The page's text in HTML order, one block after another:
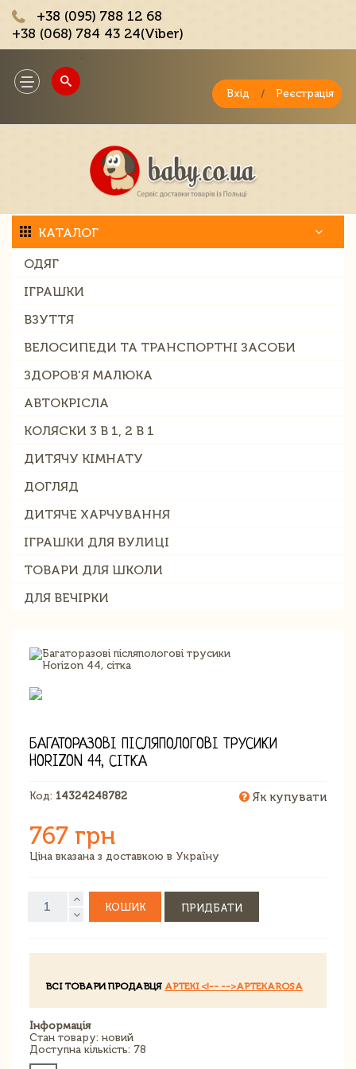
+38 (095) 788 12 68
+38 (068) 784 43 24(Viber)
Toggle
navigation
Вхід / Реєстрація
КАТАЛОГ
ОДЯГ
ІГРАШКИ
ВЗУТТЯ
ВЕЛОСИПЕДИ ТА ТРАНСПОРТНІ ЗАСОБИ
ЗДОРОВ'Я МАЛЮКА
АВТОКРІСЛА
КОЛЯСКИ 3 В 1, 2 В 1
ДИТЯЧУ КІМНАТУ
ДОГЛЯД
ДИТЯЧЕ ХАРЧУВАННЯ
ІГРАШКИ ДЛЯ ВУЛИЦІ
ТОВАРИ ДЛЯ ШКОЛИ
ДЛЯ ВЕЧІРКИ
БАГАТОРАЗОВІ ПІСЛЯПОЛОГОВІ ТРУСИКИ
HORIZON 44, СІТКА
Код: 14324248782 Як купувати
767 грн
Ціна вказана з доставкою в Україну
КОШИК ПРИДБАТИ
ВСІ ТОВАРИ ПРОДАВЦЯ APTEKI <!-- -->APTEKAROSA
Інформація
Стан товару: новий
Доступна кількість: 78